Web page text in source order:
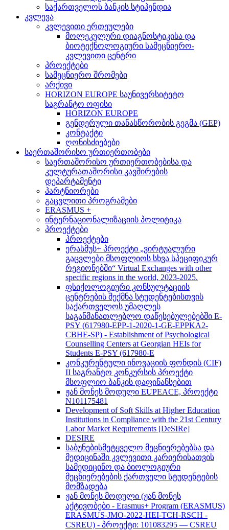
საქართველოს ბანკის სტიპენდია
კვლევა
კვლევითი ერთეულები
მოლეკულური დიაგნოსტიკისა და
ბიოტექნოლოგიური სამეცნიერო-
კვლევითი ცენტრი
პროექტები
სამეცნიერო შრომები
არქივი
HORIZON EUROPE საუნივერსიტეტო
საგრანტო ოფისი
HORIZON EUROPE
გენდერული თანასწორობის გეგმა (GEP)
კონტაქტი
ღონისძიებები
საერთაშორისო ურთიერთობები
საერთაშორისო ურთიერთობებისა და
კულტურათაშორისი კავშირების
დეპარტამენტი
პარტნიორები
გაცვლითი პროგრამები
ERASMUS +
ინტერნაციონალიზაციის პოლიტიკა
პროექტები
პროექტები
ერასმუს+ პროექტი „ვირტუალური
გაცვლები მსოფლიოს სხვა სპეციფიკურ
რეგიონებში“ Virtual Exchanges with other
specific regions in the world, 2023-2025.
ფსიქოლოგიური კონსულტაციის
ცენტრების შექმნა სტუდენტებისთვის
საქართველოს უმაღლეს
საგანმანათლებლო დაწესებულებებში E-
PSY (617980-EPP-1-2020-1-GE-EPPKA2-
CBHE-SP) - Establishment of Psychological
Counselling Centers at Georgian HEIs for
Students E-PSY (617980-E
კონკურენტული ინოვაციის ფონდის (CIF)
II საგრანტო კონკურსის პროექტი
მსოფლიო ბანკის დაფინანსებით
ჟან მონეს მოდული EUPEACE, პროექტი
N101175481
Development of Soft Skills at Higher Education
Institutions in Compliance with the 21st Century
Labor Market Requirements [DeSIRe]
DESIRE
საბუნებისმეტყველო მეცნიერებებსა და
მედიცინაში კვლევითი კარიერისათვის
სამედიცინო და ბიოლოგიური
მეცნიერებების ქართველი სტუდენტების
მომზადება
ჟან მონეს მოდული (ჟან მონეს
აქტივობები - Erasmus+ Program (ERASMUS)
ERASMUS-JMO-2022-HEI-TCH-RSCH -
CSREU) - პროექტი: 101083295 — CSREU